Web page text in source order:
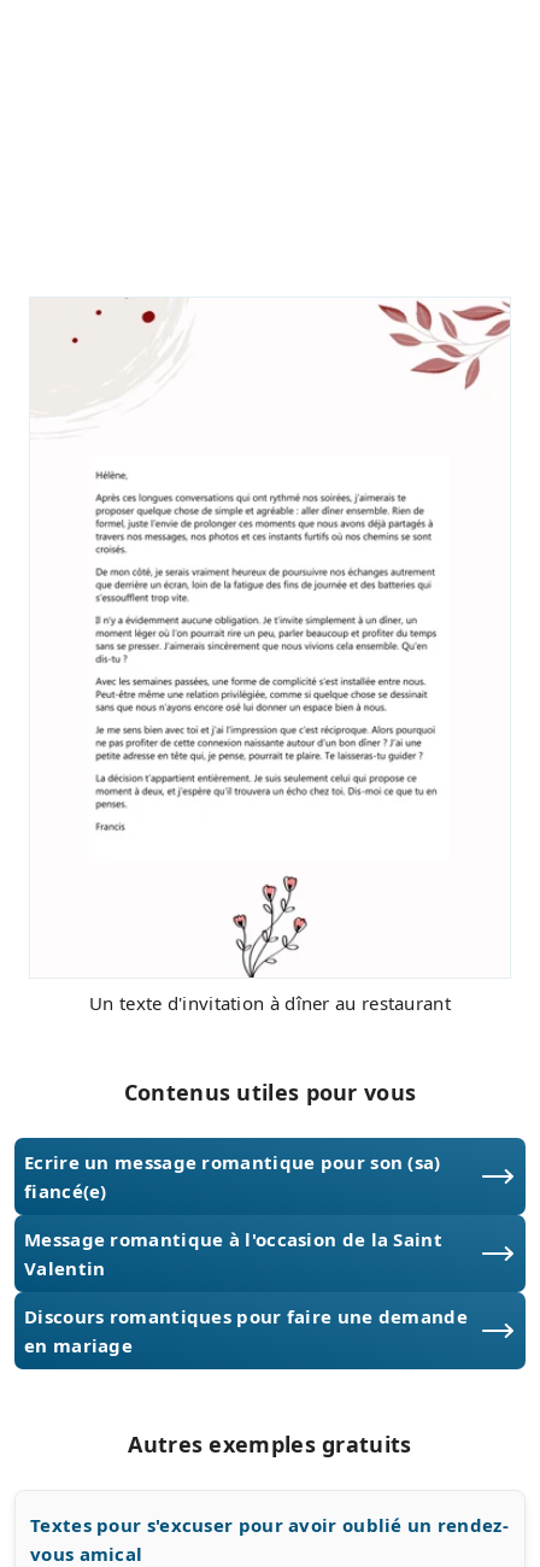
Un texte d'invitation à dîner au restaurant
Contenus utiles pour vous
Ecrire un message romantique pour son (sa)
fiancé(e)
Message romantique à l'occasion de la Saint
Valentin
Discours romantiques pour faire une demande
en mariage
Autres exemples gratuits
Textes pour s'excuser pour avoir oublié un rendez-
vous amical